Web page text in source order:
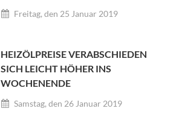
Freitag, den 25 Januar 2019
HEIZÖLPREISE VERABSCHIEDEN
SICH LEICHT HÖHER INS
WOCHENENDE
Samstag, den 26 Januar 2019